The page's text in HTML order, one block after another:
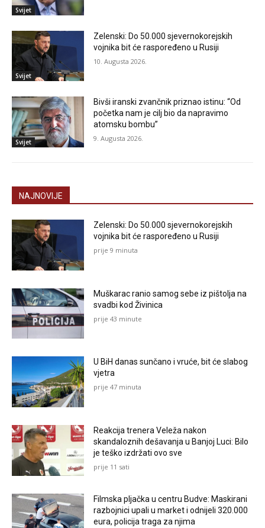
Svijet
Svijet
Zelenski: Do 50.000 sjevernokorejskih
vojnika bit će raspoređeno u Rusiji
10. Augusta 2026.
Svijet
Bivši iranski zvančnik priznao istinu: “Od
početka nam je cilj bio da napravimo
atomsku bombu”
9. Augusta 2026.
NAJNOVIJE
Zelenski: Do 50.000 sjevernokorejskih
vojnika bit će raspoređeno u Rusiji
prije 9 minuta
Muškarac ranio samog sebe iz pištolja na
svadbi kod Živinica
prije 43 minute
U BiH danas sunčano i vruće, bit će slabog
vjetra
prije 47 minuta
Reakcija trenera Veleža nakon
skandaloznih dešavanja u Banjoj Luci: Bilo
je teško izdržati ovo sve
prije 11 sati
Filmska pljačka u centru Budve: Maskirani
razbojnici upali u market i odnijeli 320.000
eura, policija traga za njima